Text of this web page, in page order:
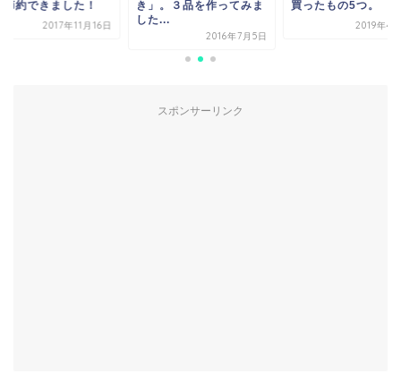
節約できました！
2017年11月16日
き」。３品を作ってみま
した...
2016年7月5日
買ったもの5つ。
2019年4
スポンサーリンク